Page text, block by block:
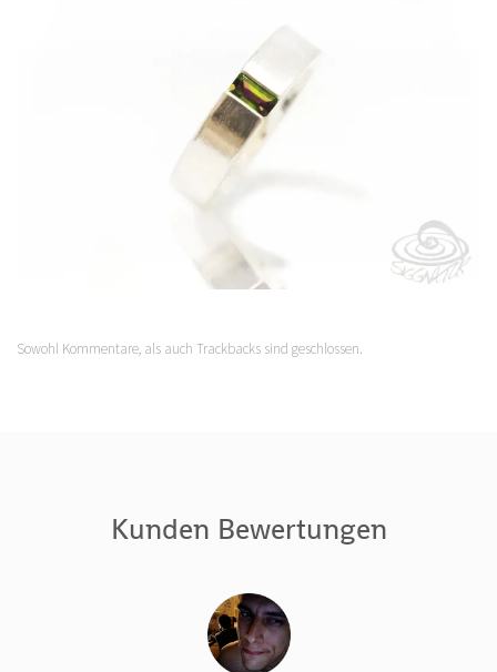
Sowohl Kommentare, als auch Trackbacks sind geschlossen.
Kunden Bewertungen